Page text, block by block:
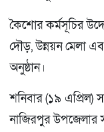
কৈশোর কর্মসূচির
দৌড়, উন্নয়ন মেলা
অনুষ্ঠান।
শনিবার (১৯
নাজিরপুর উপজেলার